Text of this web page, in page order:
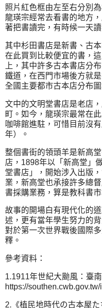
照片紅色框由左至右分別
龍瑛宗經常去看書的地方
著把書讀完，有時候一天
其中杉田書店是新書、古
在此買到比較便宜的書，
上，其中許多古本書店分
鐵道，在西門市場後方就
全國主要都市古本店分布圖
文中的文明堂書店是老店
町。如今，龍瑛宗最常在
咖啡館進駐，可惜目前沒
年）。
整個書街的領頭羊是新高
店，1898年以「新高堂」
堂書店」，開始涉入出版
業，新高堂也承接許多總
書採購業務，算是教科書市
故事的開場白有現代化的
述，更有當年學生努力的
對於第一次世界戰後國際
釋。
參考資料：
1.1911年世紀大颱風：臺
https://
2.《植民地時代の古本屋